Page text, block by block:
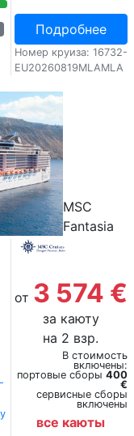
Подробнее
Номер круиза: 16732-
EU20260819MLAMLA
MSC
Fantasia
от 3 574 €
за каюту
на 2 взр.
В стоимость
включены:
портовые сборы 400
€
сервисные сборы
включены
все каюты